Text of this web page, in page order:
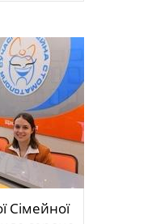
Сімейної